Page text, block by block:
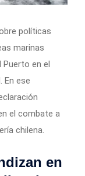
políticas
marinas
Puerto en el
En ese
el combate a
chilena.
en